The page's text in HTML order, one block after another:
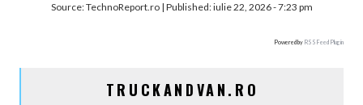
Source:TechnoReport.ro| Published:iulie 22, 2026 - 7:23 pm
Powered by RSS Feed Plugin
TRUCKANDVAN.RO